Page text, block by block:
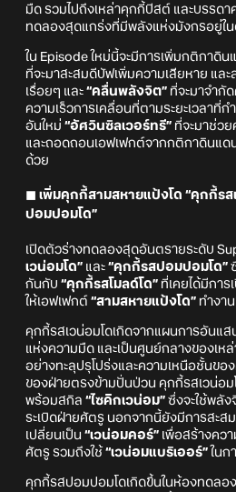
มืด รวมไปถึงเหล่าคุกกี้บีสต์ และบรรด
ทดลองสุดแกร่งที่มีพลังแห่งมังกรอยู่ใ
ใน Episode ใหม่นี้จะมีการเพิ่มกติกาดิน
ที่จะมาสะสมดีบัฟเพิ่มความเสียหาย และ
เรื่อยๆ และ “คลื่นพลังจิต” ที่จะมาจำกั
ความเร็วการเคลื่อนที่ตามระยะเวลา
อันใหม่ “อัศวินซิลเวอร์ทรี” ที่จะมาช่ว
และถอดถอนเอฟเฟกต์จากกติกาดินแด
ด้วย
◼ เพิ่มคุกกี้สามสหายแป้งโด “คุกกี้รส
ปอมปอมโด”
เปิดตัวร่างทดลองสุดอันตรายระดับ
เวน่อมโด” และ “คุกกี้รสปอมปอมโด”
กันกับ “คุกกี้รสโมลด์โด” ที่เคยได้มีกา
ให้เอฟเฟกต์ “สามสหายแป้งโด” ทำงา
คุกกี้รสเวน่อมโดเกิดจากแผนการอันแ
แห่งความมืด และเป็นศูนย์กลางของเห
อย่างทะลุปรุโปร่งและความเหนือชั้นขอ
ของฝ่ายตรงข้ามปั่นป่วน คุกกี้รสเวน่อม
พร้อมสกิล “ไซคิกเวน่อม” ซึ่งจะใช้พลั
ระเบิดฝ่ายศัตรู นอกจากนี้ยังมีการสะสม
เปลี่ยนเป็น “เวน่อมคอร์” เพื่อสร้างคว
ศัตรู รวมถึงใช้ “เวน่อมแบริเออร์” ในก
คุกกี้รสปอมปอมโดเกิดขึ้นในห้องทดลอ